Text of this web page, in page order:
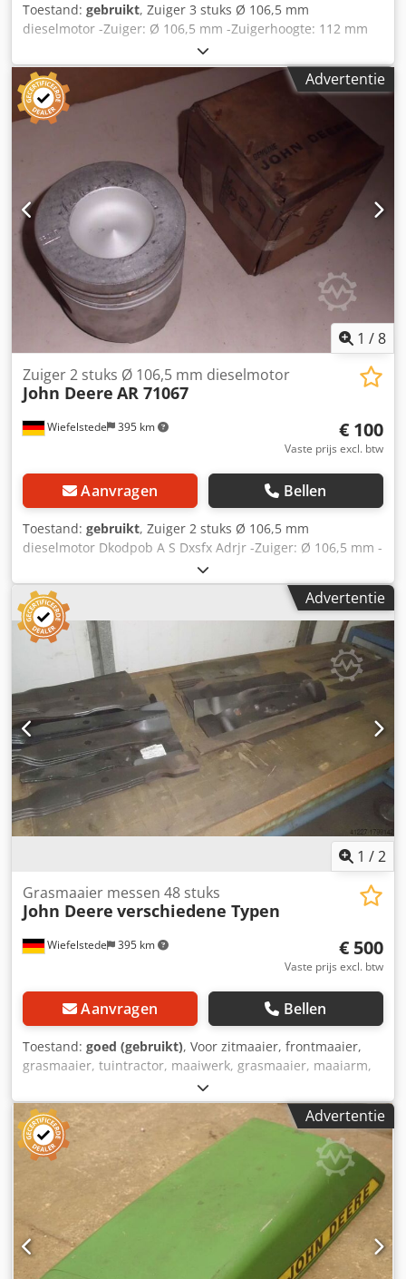
Toestand: gebruikt, Zuiger 3 stuks Ø 106,5 mm
dieselmotor -Zuiger: Ø 106,5 mm -Zuigerhoogte: 112 mm
Djdpfjb A S Dyex Adrskr -Zuigerpin: Ø 41.278 mm -
Volledige prijs: 3 stuks -gewicht: 1,4 kg/stuk
Advertentie
1 /8
Wiefelstede 395 km
Zuiger 2 stuks Ø 106,5 mm dieselmotor
John Deere AR 71067
€ 100
Vaste prijs excl. btw
Aanvragen Bellen
Toestand: gebruikt, Zuiger 2 stuks Ø 106,5 mm
dieselmotor Dkodpob A S Dxsfx Adrjr -Zuiger: Ø 106,5 mm -
Zuigerhoogte: 112 mm -Zuigerpin: Ø 41.278 mm -Volledige
prijs: 2 stuks -gewicht: 1,4 kg/stuk
Advertentie
1 /2
Wiefelstede 395 km
Grasmaaier messen 48 stuks
John Deere verschiedene Typen
€ 500
Vaste prijs excl. btw
Aanvragen Bellen
Toestand: goed (gebruikt), Voor zitmaaier, frontmaaier,
grasmaaier, tuintractor, maaiwerk, grasmaaier, maaiarm,
schijvenmaaier -Grasmaaiermessen: 48 stuks -Types:
verschillend -Pakket: compleet -Prijs: compleet -Gewicht:
120 kg Dedsb A R Uhspfx Adrjkr
Advertentie